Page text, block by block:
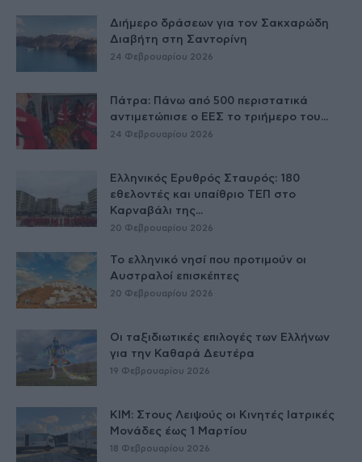
Διήμερο δράσεων για τον Σακχαρώδη
Διαβήτη στη Σαντορίνη
24 Φεβρουαρίου 2026
Πάτρα: Πάνω από 500 περιστατικά
αντιμετώπισε ο ΕΕΣ το τριήμερο του...
24 Φεβρουαρίου 2026
Ελληνικός Ερυθρός Σταυρός: 180
εθελοντές και υπαίθριο ΤΕΠ στο
Καρναβάλι της...
20 Φεβρουαρίου 2026
Το ελληνικό νησί που προτιμούν οι
Αυστραλοί επισκέπτες
20 Φεβρουαρίου 2026
Οι ταξιδιωτικές επιλογές των Ελλήνων
για την Καθαρά Δευτέρα
19 Φεβρουαρίου 2026
ΚΙΜ: Στους Λειψούς οι Κινητές Ιατρικές
Μονάδες έως 1 Μαρτίου
18 Φεβρουαρίου 2026